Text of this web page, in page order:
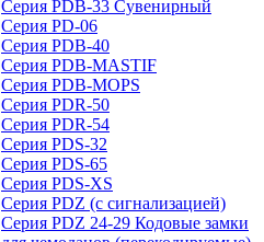
Серия PDB-33 Сувенирный
Серия PD-06
Серия PDB-40
Серия PDB-MASTIF
Серия PDB-MOPS
Серия PDR-50
Серия PDR-54
Серия PDS-32
Серия PDS-65
Серия PDS-XS
Серия PDZ (с сигнализацией)
Серия PDZ 24-29 Кодовые замки